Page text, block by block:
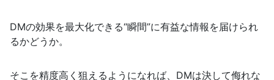
DMの効果を最大化できる“瞬間”に有益な情報を届けられ
るかどうか。
そこを精度高く狙えるようになれば、DMは決して侮れな